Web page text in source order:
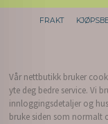
FRAKT
Vår nettbutikk bruker
yte deg bedre service. Vi
innloggingsdetaljer og
bruke siden som normalt